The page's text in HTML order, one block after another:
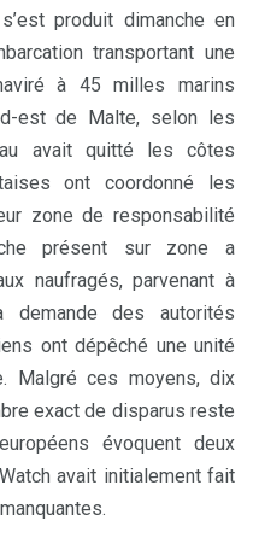
produit dimanche en
transportant une
à 45 milles marins
est de Malte, selon les
avait quitté les côtes
ont coordonné les
zone de responsabilité
présent sur zone a
naufragés, parvenant à
des autorités
ont dépêché une unité
Malgré ces moyens, dix
exact de disparus reste
évoquent deux
avait initialement fait